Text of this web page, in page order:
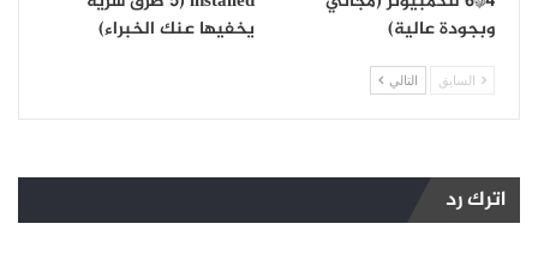
وبجودة عالية)
يخفيها عنك الخبراء)
السابق التالي
اترك رد